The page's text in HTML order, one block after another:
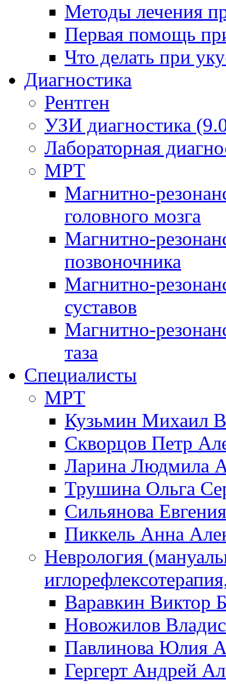
Методы лечения
Первая помощь
Что делать при
Диагностика
Рентген
УЗИ диагностика
Лабораторная
МРТ
Магнитно-
головного мозга
Магнитно-
позвоночника
Магнитно-
суставов
Магнитно-
таза
Специалисты
МРТ
Кузьмин Михаил
Скворцов Петр
Ларина Людмила
Трушина Ольга
Сильянова
Пиккель Анна
Неврология
Варавкин Виктор
Новожилов
Павлинова Юлия
Гергерт Андрей